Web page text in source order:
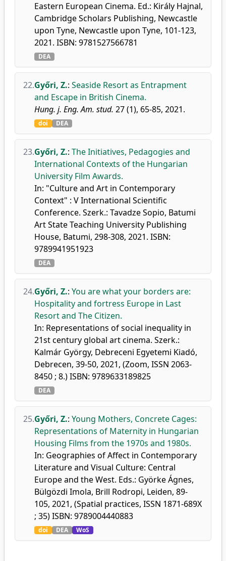
Eastern European Cinema. Ed.: Király Hajnal,
Cambridge Scholars Publishing, Newcastle
upon Tyne, Newcastle upon Tyne, 101-123,
2021. ISBN: 9781527566781
DEA
22.Győri, Z.: Seaside Resort as Entrapment
and Escape in British Cinema.
Hung. j. Eng. Am. stud. 27 (1), 65-85, 2021.
doi DEA
23.Győri, Z.: The Initiatives, Pedagogies and
International Contexts of the Hungarian
University Film Awards.
In: "Culture and Art in Contemporary
Context" : V International Scientific
Conference. Szerk.: Tavadze Sopio, Batumi
Art State Teaching University Publishing
House, Batumi, 298-308, 2021. ISBN:
9789941951923
DEA
24.Győri, Z.: You are what your borders are:
Hospitality and fortress Europe in Last
Resort and The Citizen.
In: Representations of social inequality in
21st century global art cinema. Szerk.:
Kalmár György, Debreceni Egyetemi Kiadó,
Debrecen, 39-50, 2021, (Zoom, ISSN 2063-
8450 ; 8.) ISBN: 9789633189825
DEA
25.Győri, Z.: Young Mothers, Concrete Cages:
Representations of Maternity in Hungarian
Housing Films from the 1970s and 1980s.
In: Geographies of Affect in Contemporary
Literature and Visual Culture: Central
Europe and the West. Eds.: Györke Ágnes,
Bülgözdi Imola, Brill Rodropi, Leiden, 89-
105, 2021, (Spatial practices, ISSN 1871-689X
; 35) ISBN: 9789004440883
doi DEA WoS